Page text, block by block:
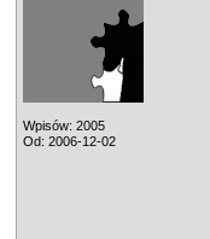
Wpisów: 2005
Od: 2006-12-02